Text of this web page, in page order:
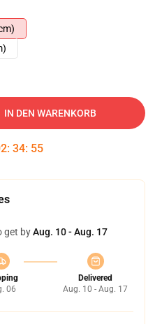
IN DEN WARENKORB
: 34: 54
get byAug. 10 - Aug. 17
06
Delivered
Aug. 10 - Aug. 17